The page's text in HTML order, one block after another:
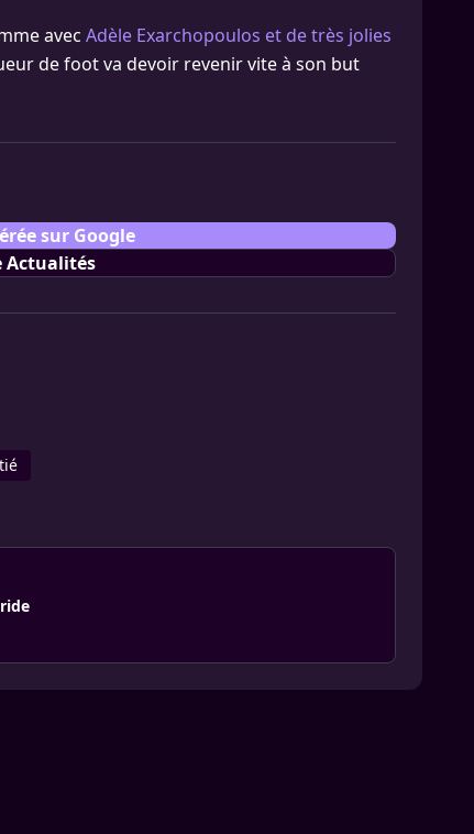
avec Adèle Exarchopoulos et de très jolies
de foot va devoir revenir vite à son but
sur Google
Actualités